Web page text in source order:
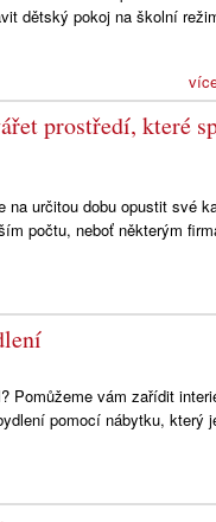
dětský pokoj na školní
prostředí, které
na určitou dobu opustit své
počtu, neboť některým
Pomůžeme vám zařídit
pomocí nábytku, který